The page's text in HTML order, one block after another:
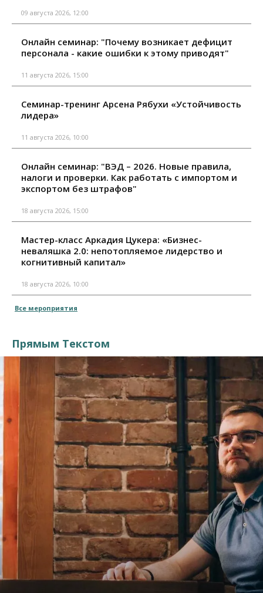
09 августа 2026, 12:00
Онлайн семинар: "Почему возникает дефицит
персонала - какие ошибки к этому приводят"
11 августа 2026, 15:00
Семинар-тренинг Арсена Рябухи «Устойчивость
лидера»
11 августа 2026, 10:00
Онлайн семинар: "ВЭД – 2026. Новые правила,
налоги и проверки. Как работать с импортом и
экспортом без штрафов"
18 августа 2026, 15:00
Мастер-класс Аркадия Цукера: «Бизнес-
неваляшка 2.0: непотопляемое лидерство и
когнитивный капитал»
18 августа 2026, 10:00
Все мероприятия
Прямым Текстом